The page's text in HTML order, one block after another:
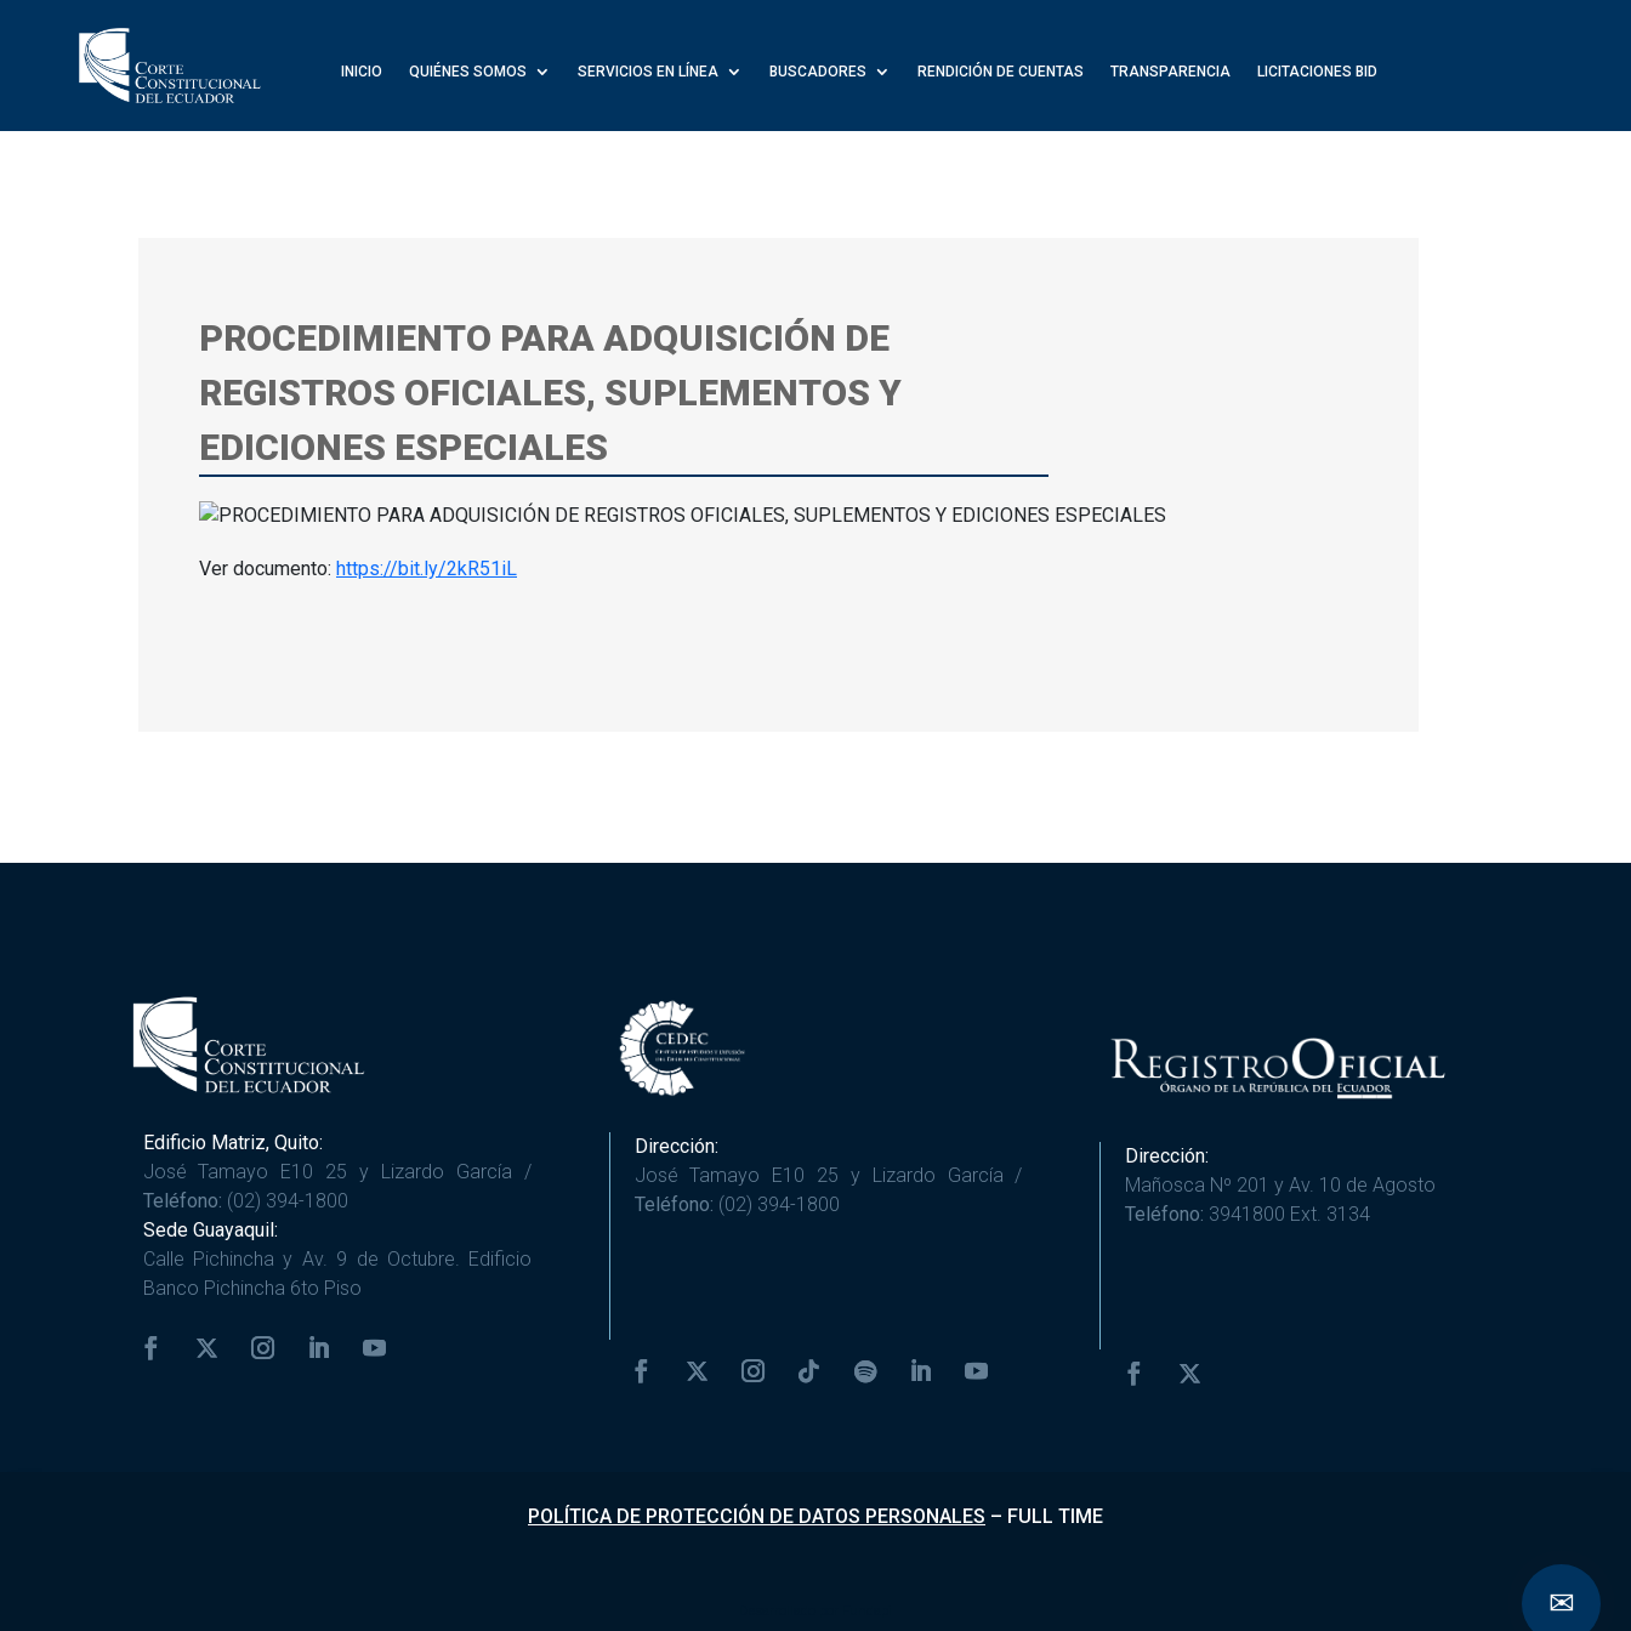
INICIO QUIÉNES SOMOS SERVICIOS EN LÍNEA BUSCADORES RENDICIÓN DE CUENTAS TRANSPARENCIA LICITACIONES BID
PROCEDIMIENTO PARA ADQUISICIÓN DE
REGISTROS OFICIALES, SUPLEMENTOS Y
EDICIONES ESPECIALES
Ver documento: https://bit.ly/2kR51iL
Edificio Matriz, Quito:
José Tamayo E10 25 y Lizardo García /
Teléfono: (02) 394-1800
Sede Guayaquil:
Calle Pichincha y Av. 9 de Octubre. Edificio
Banco Pichincha 6to Piso
Dirección:
José Tamayo E10 25 y Lizardo García /
Teléfono: (02) 394-1800
Dirección:
Mañosca Nº 201 y Av. 10 de Agosto
Teléfono: 3941800 Ext. 3134
POLÍTICA DE PROTECCIÓN DE DATOS PERSONALES – FULL TIME
✉